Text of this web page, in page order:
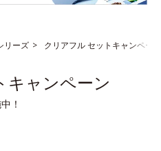
リーズ クリアフル セットキャンペーン
キャンペーン
！